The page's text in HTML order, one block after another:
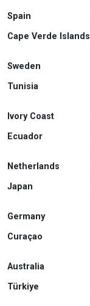
Spain
Cape Verde Islands
Sweden
Tunisia
Ivory Coast
Ecuador
Netherlands
Japan
Germany
Curaçao
Australia
Türkiye